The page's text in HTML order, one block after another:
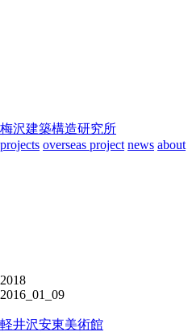
梅沢建築構造研究所
projects overseas project news about
2018
2016_01_09
軽井沢安東美術館